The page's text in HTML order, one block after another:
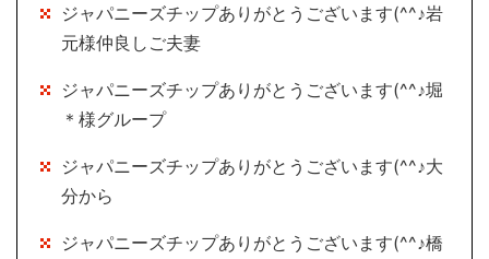
ジャパニーズチップありがとうございます(^^♪岩
元様仲良しご夫妻
ジャパニーズチップありがとうございます(^^♪堀
＊様グループ
ジャパニーズチップありがとうございます(^^♪大
分から
ジャパニーズチップありがとうございます(^^♪橋